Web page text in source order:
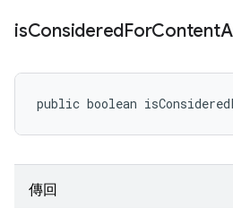
isConsideredForContent
public boolean
傳回